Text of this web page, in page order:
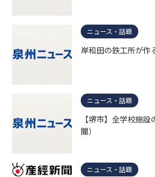
ニュース・話題
岸和田の鉄工所が作
ニュース・話題
【堺市】全学校施
聞）
ニュース・話題